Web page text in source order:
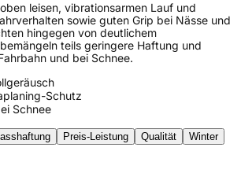
leisen, vibrationsarmen Lauf und
sowie guten Grip bei Nässe und
hingegen von deutlichem
teils geringere Haftung und
und bei Schnee.
Schutz
Schnee
Preis-Leistung Qualität
Winter